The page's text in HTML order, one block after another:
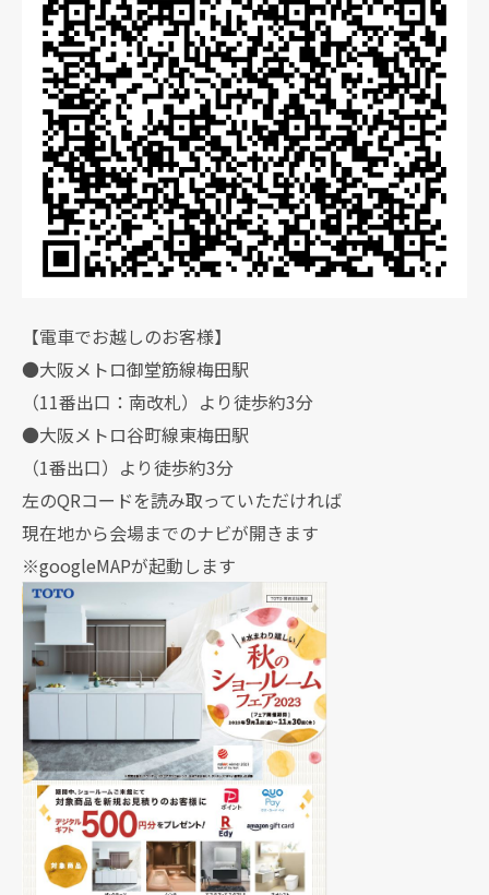
【電車でお越しのお客様】
●大阪メトロ御堂筋線梅田駅
（11番出口：南改札）より徒歩約3分
●大阪メトロ谷町線東梅田駅
（1番出口）より徒歩約3分
左のQRコードを読み取っていただければ
現在地から会場までのナビが開きます
※googleMAPが起動します